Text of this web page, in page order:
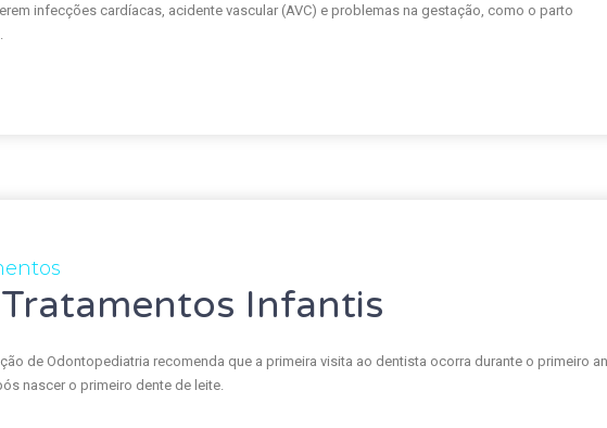
infecções cardíacas, acidente vascular (AVC) e problemas na gestação, como o parto
Infantis
de Odontopediatria recomenda que a primeira visita ao dentista ocorra durante o primeiro
nascer o primeiro dente de leite.